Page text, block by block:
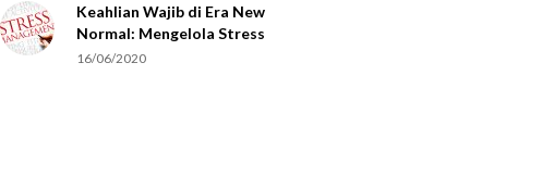
Keahlian Wajib di Era New
Normal: Mengelola Stress
16/06/2020